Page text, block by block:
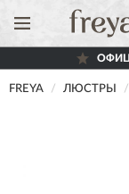
FREYA ЛЮСТРЫ